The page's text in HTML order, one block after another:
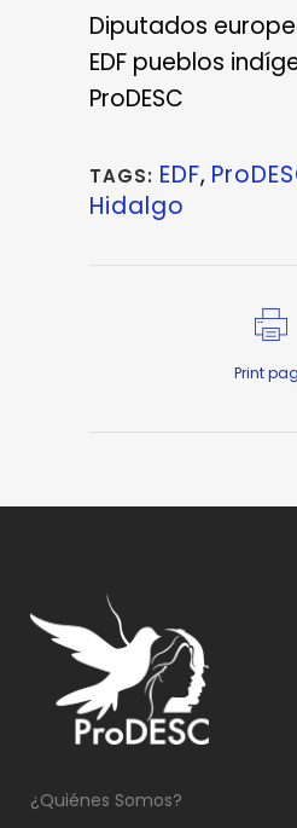
Diputados
EDF pueblos
ProDESC
TAGS: EDF,
Hidalgo
Print
¿Quiénes Somos?